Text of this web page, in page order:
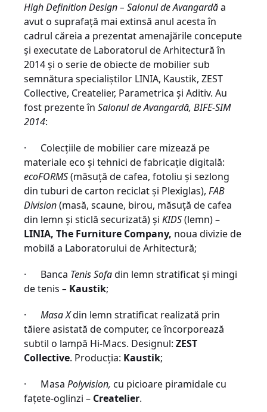
HighDefinition Design – Salonul de Avangardăa
avut o suprafaţă mai extinsă anul acesta în
cadrul căreia a prezentat amenajările concepute
şi executate de Laboratorul de Arhitectură în
2014 şi o serie de obiecte de mobilier sub
semnătura specialiştilor LINIA, Kaustik, ZEST
Collective, Createlier, Parametrica şi Aditiv. Au
fost prezente în Salonul de Avangardă, BIFE-SIM
2014:
· Colecţiile de mobilier care mizează pe
materiale eco şi tehnici de fabricaţie digitală:
ecoFORMS(măsuţă de cafea, fotoliu şi sezlong
din tuburi de carton reciclat şi Plexiglas), FAB
Division(masă, scaune, birou, măsuţă de cafea
din lemn şi sticlă securizată) şi KIDS(lemn) –
LINIA, The Furniture Company, noua divizie de
mobilă a Laboratorului de Arhitectură;
· Banca Tenis Sofadin lemn stratificat şi mingi
de tenis – Kaustik;
· Masa Xdin lemn stratificat realizată prin
tăiere asistată de computer, ce încorporează
subtil o lampă Hi-Macs. Designul: ZEST
Collective. Producţia: Kaustik;
· Masa Polyvision, cu picioare piramidale cu
faţete-oglinzi – Createlier.